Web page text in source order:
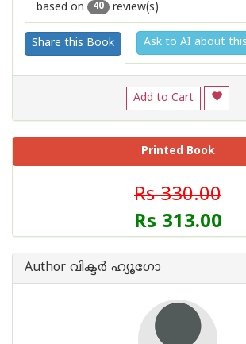
3
2
1
based on
40 review(s)
Share this Book Ask to AI about
Add to Cart
Printed Book
Rs 330.00
Rs 313.00
Author വിക്ടര്‍ ഹ്യൂഗോ